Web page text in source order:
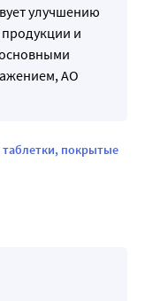
улучшению
и
АО
таблетки, покрытые